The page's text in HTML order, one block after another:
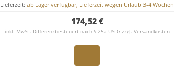
Lieferzeit: ab Lager verfügbar, Lieferzeit wegen Urlaub 3-4 Wochen
174,52 €
inkl. MwSt. Differenzbesteuert nach § 25a UStG zzgl. Versandkosten